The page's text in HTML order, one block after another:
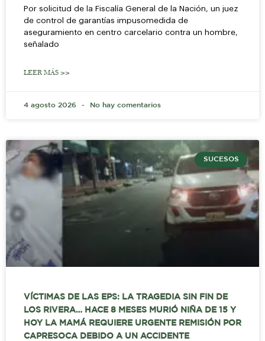
Por solicitud de la Fiscalía General de la Nación, un juez
de control de garantías impusomedida de
aseguramiento en centro carcelario contra un hombre,
señalado
LEER MÁS >>
4 agosto 2026 No hay comentarios
SUCESOS
VÍCTIMAS DE LAS EPS: LA TRAGEDIA SIN FIN DE
LOS RIVERA… HACE 8 MESES MURIÓ NIÑA DE 15 Y
HOY LA MAMÁ REQUIERE URGENTE REMISIÓN POR
CAPRESOCA DEBIDO A UN ACCIDENTE